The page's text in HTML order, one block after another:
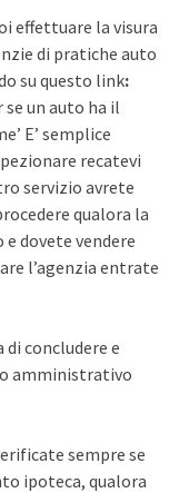
effettuare la visura
di pratiche auto
su questo link:
se un auto ha il
E’ semplice
recatevi
servizio avrete
qualora la
dovete vendere
l’agenzia entrate
concludere e
amministrativo
sempre se
ipoteca, qualora